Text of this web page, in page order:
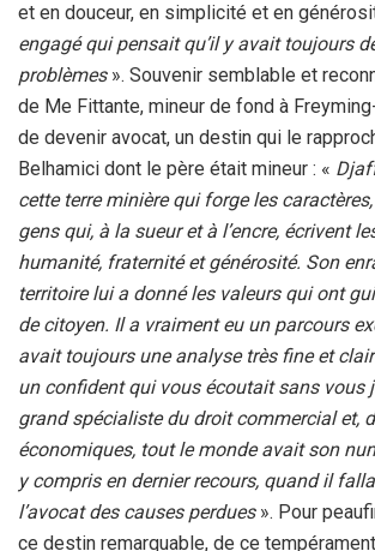
et en douceur, en simplicité et en
engagé qui pensait qu’il y avait toujours
problèmes ». Souvenir semblable et
de Me Fittante, mineur de fond à
de devenir avocat, un destin qui le
Belhamici dont le père était mineur : «
cette terre minière qui forge les
gens qui, à la sueur et à l’encre, écrivent
humanité, fraternité et générosité. Son
territoire lui a donné les valeurs qui ont
de citoyen. Il a vraiment eu un parcours
avait toujours une analyse très fine et
un confident qui vous écoutait sans vous
grand spécialiste du droit commercial et,
économiques, tout le monde avait son
y compris en dernier recours, quand il
l’avocat des causes perdues ». Pour
ce destin remarquable, de ce